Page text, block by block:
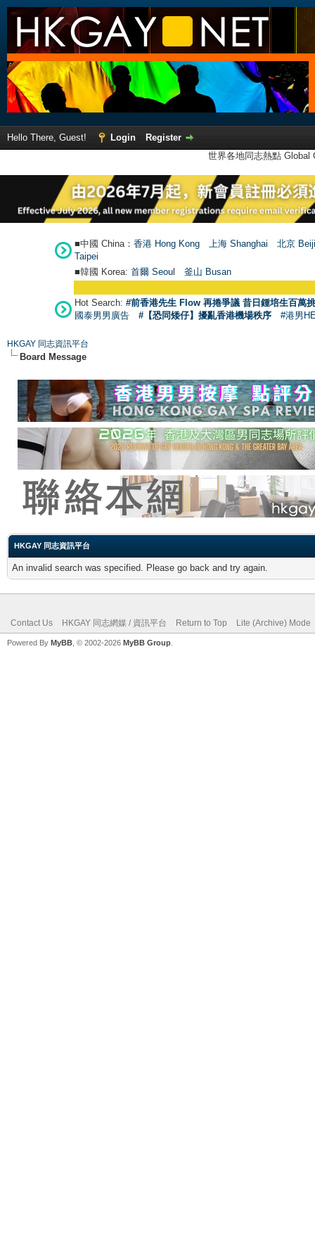
Hello There, Guest! Login
Register
世界各地同志熱點
■中國 China： 香港 Hong Kong 上海 Shanghai
北京
Taipei
■韓國 Korea: 首爾 Seoul 釜山 Busan
Hot Search: #前香港先生 Flow 再捲爭議 昔日鍾培生百萬
國泰男男廣告
#【恐同矮仔】擾亂香港機場秩序 #港男
HKGAY 同志資訊平台
Board Message
HKGAY 同志資訊平台
An invalid search was specified. Please go back and try again.
Contact Us HKGAY 同志網媒 / 資訊平台 Return to Top Lite (Archive) Mode
Powered By MyBB , © 2002-2026 MyBB Group